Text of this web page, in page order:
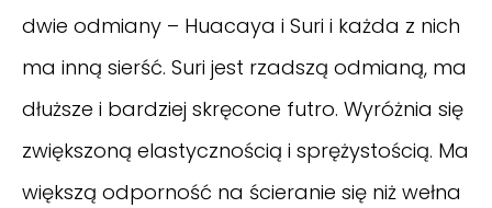
dwie odmiany – Huacaya i Suri i każda z nich
ma inną sierść. Suri jest rzadszą odmianą, ma
dłuższe i bardziej skręcone futro. Wyróżnia się
zwiększoną elastycznością i sprężystością. Ma
większą odporność na ścieranie się niż wełna